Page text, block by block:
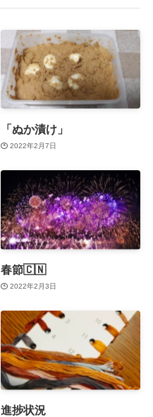
「ぬか漬け」
2022年2月7日
春節🇨🇳
2022年2月3日
進捗状況